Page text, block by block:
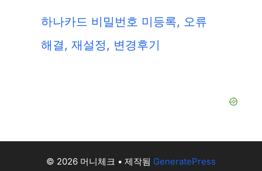
하나카드 비밀번호 미등록, 오류
해결, 재설정, 변경후기
© 2026 머니체크 • 제작됨 GeneratePress